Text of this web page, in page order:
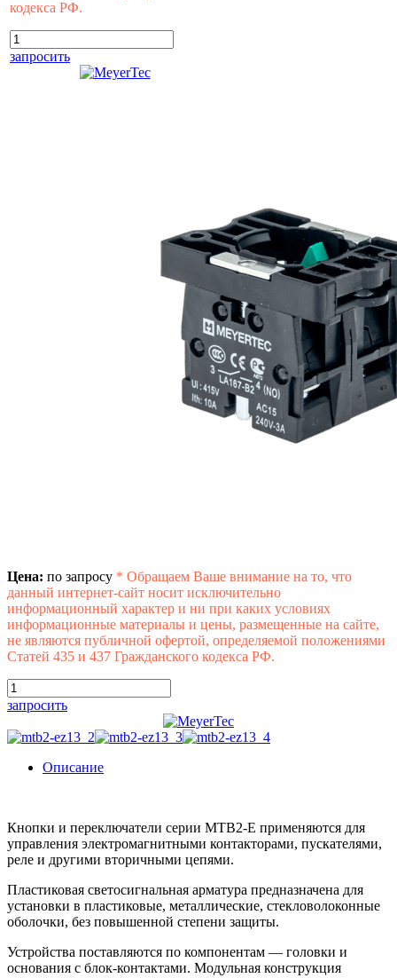
кодекса РФ.
запросить
Цена: по запросу * Обращаем Ваше внимание на то, что
данный интернет-сайт носит исключительно
информационный характер и ни при каких условиях
информационные материалы и цены, размещенные на сайте,
не являются публичной офертой, определяемой положениями
Статей 435 и 437 Гражданского кодекса РФ.
запросить
Описание
Кнопки и переключатели серии MTB2-Е применяются для
управления электромагнитными контакторами, пускателями,
реле и другими вторичными цепями.
Пластиковая светосигнальная арматура предназначена для
установки в пластиковые, металлические, стекловолоконные
оболочки, без повышенной степени защиты.
Устройства поставляются по компонентам — головки и
основания с блок-контактами. Модульная конструкция